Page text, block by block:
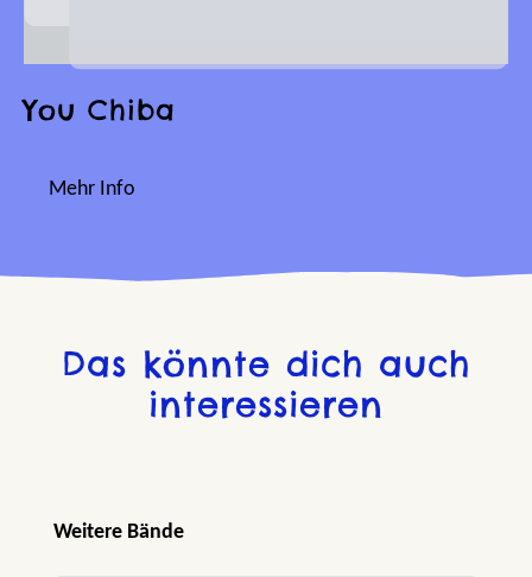
You Chiba
Mehr Info
Das könnte dich auch
interessieren
Produktgalerie überspringen
Weitere Bände